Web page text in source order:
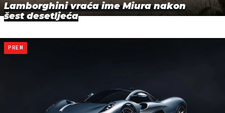
Lamborghini vraća ime Miura nakon
šest desetljeća
PREM